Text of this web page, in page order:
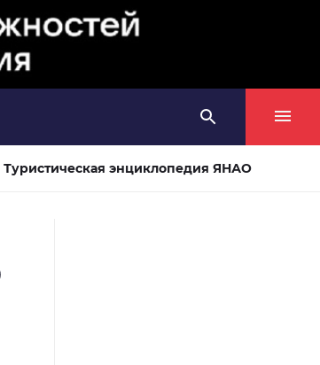
Туристическая энциклопедия ЯНАО